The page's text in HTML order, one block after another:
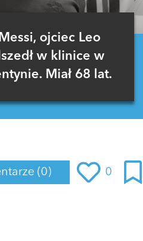
ojciec Leo
w klinice w
Miał 68 lat.
(0) 0